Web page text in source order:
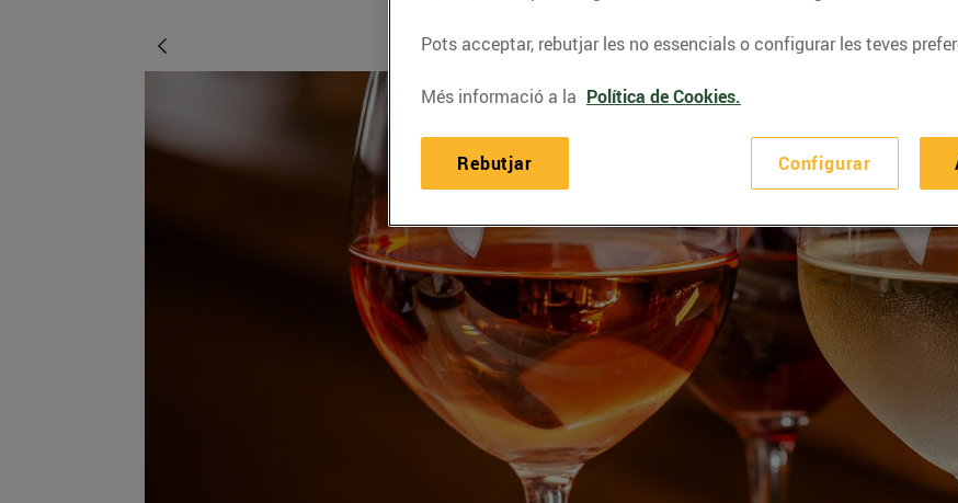
Pots acceptar, rebutjar les no essencials o configurar les teves
Més informació a la Política de Cookies.
Configurar
Rebutjar